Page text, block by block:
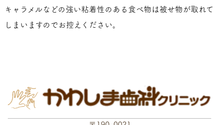
キャラメルなどの強い粘着性のある食べ物は被せ物が取れて
しまいますのでお控えください。